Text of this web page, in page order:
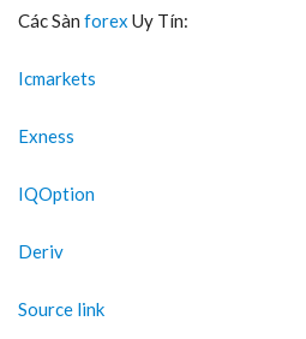
Các Sàn forex Uy Tín:
Icmarkets
Exness
IQOption
Deriv
Source link